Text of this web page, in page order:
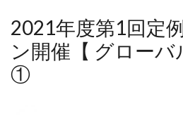
2021年度第1回定
ン開催【 グローバ
①